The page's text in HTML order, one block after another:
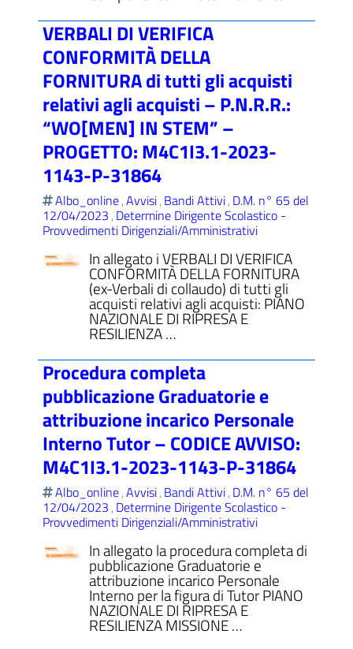
VERBALI DI VERIFICA
CONFORMITÀ DELLA
FORNITURA di tutti gli acquisti
relativi agli acquisti – P.N.R.R.:
“WO[MEN] IN STEM” –
PROGETTO: M4C1I3.1-2023-
1143-P-31864
Albo_online,Avvisi, Bandi Attivi, D.M. n° 65 del
12/04/2023, Determine Dirigente Scolastico -
Provvedimenti Dirigenziali/Amministrativi
In allegato i VERBALI DI VERIFICA
CONFORMITÀ DELLA FORNITURA
(ex-Verbali di collaudo) di tutti gli
acquisti relativi agli acquisti: PIANO
NAZIONALE DI RIPRESA E
RESILIENZA …
Procedura completa
pubblicazione Graduatorie e
attribuzione incarico Personale
Interno Tutor – CODICE AVVISO:
M4C1I3.1-2023-1143-P-31864
Albo_online,Avvisi, Bandi Attivi, D.M. n° 65 del
12/04/2023, Determine Dirigente Scolastico -
Provvedimenti Dirigenziali/Amministrativi
In allegato la procedura completa di
pubblicazione Graduatorie e
attribuzione incarico Personale
Interno per la figura di Tutor PIANO
NAZIONALE DI RIPRESA E
RESILIENZA MISSIONE …